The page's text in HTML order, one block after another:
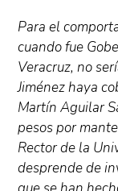
Para el
cuando fue
Veracruz, no
Jiménez haya
Martín Aguilar
pesos por
Rector de la
desprende de